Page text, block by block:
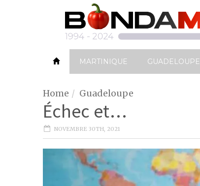
MARTINIQUE GUADELOUPE
Home Guadeloupe
Échec et…
NOVEMBRE 30TH, 2021